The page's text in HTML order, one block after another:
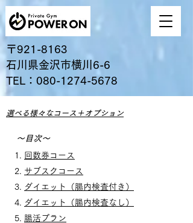
〒921-8163
石川県金沢市横川6-6
​TEL：080-1274-5678
選べる様々なコース ​＋オプション
～目次～
回数券コース
サブスクコース
ダイエット（腸内検査付き）
ダイエット（腸内検査なし）
腸活プラン